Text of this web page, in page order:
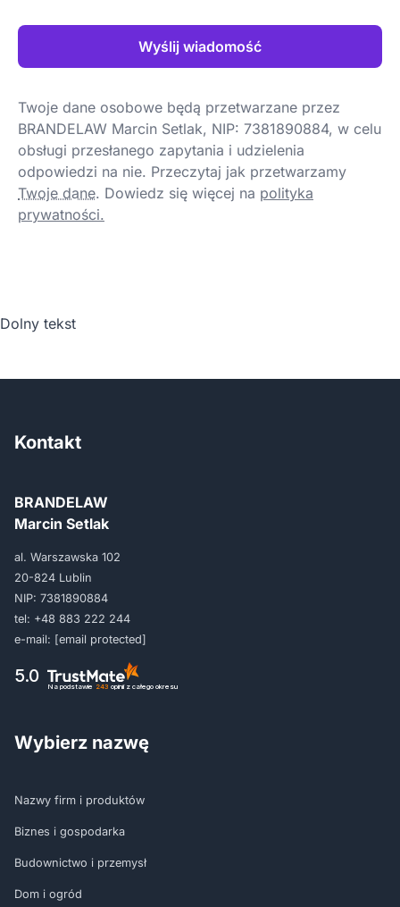
Wyślij wiadomość
Twoje dane osobowe będą przetwarzane przez
BRANDELAW Marcin Setlak, NIP: 7381890884, w celu
obsługi przesłanego zapytania i udzielenia
odpowiedzi na nie. Przeczytaj jak przetwarzamy
Twoje dane. Dowiedz się więcej na polityka
prywatności.
Dolny tekst
Kontakt
BRANDELAW
Marcin Setlak
al. Warszawska 102
20-824 Lublin
NIP: 7381890884
tel: +48 883 222 244
e-mail: [email protected]
5.0
Na podstawie 243 opinii z całego okresu
Wybierz nazwę
Nazwy firm i produktów
Biznes i gospodarka
Budownictwo i przemysł
Dom i ogród